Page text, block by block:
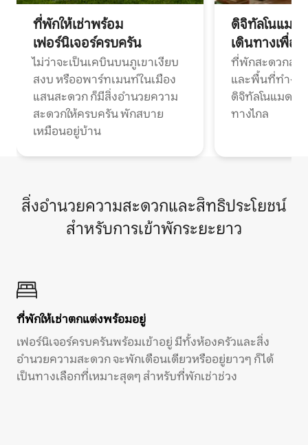
ที่พักให้เช่าพร้อม
เฟอร์นิเจอร์ครบครัน
ไม่ว่าจะเป็นเคบินบนภูเขาเงียบ
สงบ หรืออพาร์ทเมนท์ในเมือง
แสนสะดวก ก็มีสิ่งอำนวยความ
สะดวกให้ครบครัน พักสบาย
เหมือนอยู่บ้าน
ดิจิทัลโนแมด
เดินทางเพื่อ
ที่พักสะดวกสบ
และพื้นที่ทำงา
ดิจิทัลโนแมดแ
ทางไกล
สิ่งอำนวยความสะดวกและสิทธิประโยชน์
สำหรับการเข้าพักระยะยาว
ที่พักให้เช่าตกแต่งพร้อมอยู่
เฟอร์นิเจอร์ครบครันพร้อมเข้าอยู่ มีทั้งห้องครัวและสิ่ง
อำนวยความสะดวก จะพักเดือนเดียวหรืออยู่ยาวๆ ก็ได้
เป็นทางเลือกที่เหมาะสุดๆ สำหรับที่พักเช่าช่วง